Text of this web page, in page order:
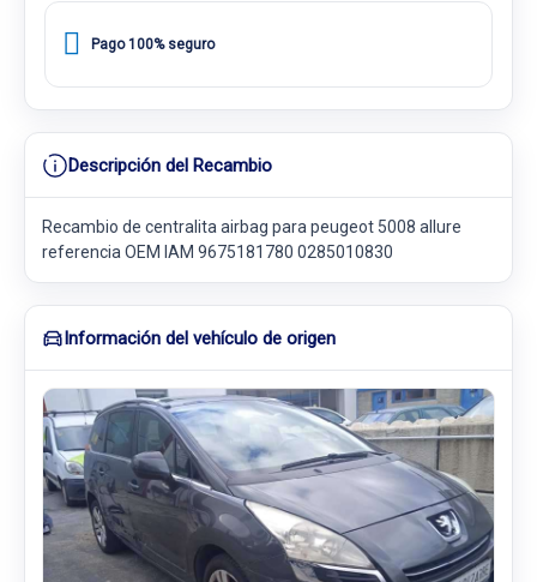
Pago 100% seguro
Descripción del Recambio
Recambio de centralita airbag para peugeot 5008 allure
referencia OEM IAM 9675181780 0285010830
Información del vehículo de origen